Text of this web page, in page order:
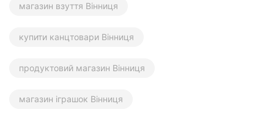
магазин взуття Вінниця
купити канцтовари Вінниця
продуктовий магазин Вінниця
магазин іграшок Вінниця